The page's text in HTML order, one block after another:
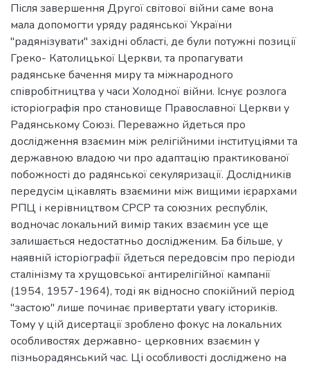
Після завершення Другої світової війни саме вона
мала допомогти уряду радянської України
"радянізувати" західні області, де були потужні позиції
Греко- Католицької Церкви, та пропагувати
радянське бачення миру та міжнародного
співробітництва у часи Холодної війни. Існує розлога
історіографія про становище Православної Церкви у
Радянському Союзі. Переважно йдеться про
дослідження взаємин між релігійними інституціями та
державною владою чи про адаптацію практикованої
побожності до радянської секуляризації. Дослідників
передусім цікавлять взаємини між вищими ієрархами
РПЦ і керівництвом СРСР та союзних республік,
водночас локальний вимір таких взаємин усе ще
залишається недостатньо дослідженим. Ба більше, у
наявній історіографії йдеться передовсім про періоди
сталінізму та хрущовської антирелігійної кампанії
(1954, 1957-1964), тоді як відносно спокійний період
"застою" лише починає привертати увагу істориків.
Тому у цій дисертації зроблено фокус на локальних
особливостях державно- церковних взаємин у
пізньорадянський час. Ці особливості досліджено на